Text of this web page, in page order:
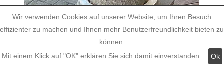
Wir verwenden Cookies auf unserer Website, um Ihren Besuch
effizienter zu machen und Ihnen mehr Benutzerfreundlichkeit bieten zu
können.
Mit einem Klick auf "OK" erklären Sie sich damit einverstanden.
Ok